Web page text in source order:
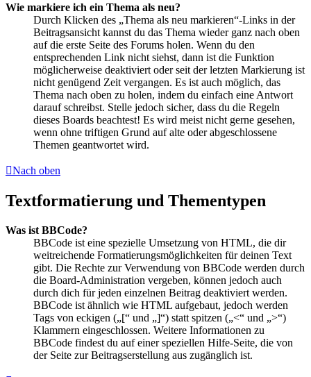
Wie markiere ich ein Thema als neu?
Durch Klicken des „Thema als neu markieren“-Links in der
Beitragsansicht kannst du das Thema wieder ganz nach oben
auf die erste Seite des Forums holen. Wenn du den
entsprechenden Link nicht siehst, dann ist die Funktion
möglicherweise deaktiviert oder seit der letzten Markierung ist
nicht genügend Zeit vergangen. Es ist auch möglich, das
Thema nach oben zu holen, indem du einfach eine Antwort
darauf schreibst. Stelle jedoch sicher, dass du die Regeln
dieses Boards beachtest! Es wird meist nicht gerne gesehen,
wenn ohne triftigen Grund auf alte oder abgeschlossene
Themen geantwortet wird.
Nach oben
Textformatierung und Thementypen
Was ist BBCode?
BBCode ist eine spezielle Umsetzung von HTML, die dir
weitreichende Formatierungsmöglichkeiten für deinen Text
gibt. Die Rechte zur Verwendung von BBCode werden durch
die Board-Administration vergeben, können jedoch auch
durch dich für jeden einzelnen Beitrag deaktiviert werden.
BBCode ist ähnlich wie HTML aufgebaut, jedoch werden
Tags von eckigen („[“ und „]“) statt spitzen („<“ und „>“)
Klammern eingeschlossen. Weitere Informationen zu
BBCode findest du auf einer speziellen Hilfe-Seite, die von
der Seite zur Beitragserstellung aus zugänglich ist.